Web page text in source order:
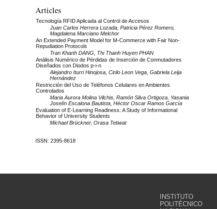
Articles
Tecnología RFID Aplicada al Control de Accesos
Juan Carlos Herrera Lozada, Patricia Pérez Romero,
Magdalena Marciano Melchor
An Extended Payment Model for M-Commerce with Fair Non-
Repudiation Protocols
Tran Khanh DANG, Thi Thanh Huyen PHAN
Análisis Numérico de Pérdidas de Inserción de Conmutadores
Diseñados con Diodos p-i-n
Alejandro Iturri Hinojosa, Cirilo Leon Vega, Gabriela Leija
Hernández
Restricción del Uso de Teléfonos Celulares en Ambientes
Controlados
Maria Aurora Molina Vilchis, Ramón Silva Ortigoza, Yasania
Joselín Escalona Bautista, Héctor Oscar Ramos García
Evaluation of E-Learning Readiness: A Study of Informational
Behavior of University Students
Michael Brückner, Orasa Tetiwat
ISSN: 2395-8618
INSTITUTO
POLITÉCNICO